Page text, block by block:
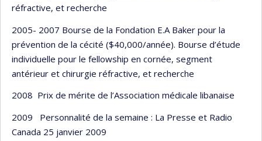
réfractive, et recherche
2005- 2007 Bourse de la Fondation E.A Baker pour la
prévention de la cécité ($40,000/année). Bourse d’étude
individuelle pour le fellowship en cornée, segment
antérieur et chirurgie réfractive, et recherche
2008 Prix de mérite de l’Association médicale libanaise
2009 Personnalité de la semaine : La Presse et Radio
Canada 25 janvier 2009